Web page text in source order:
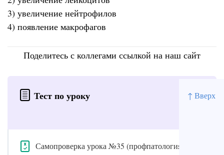
↑ Вверх
3) увеличение нейтрофилов
4) появление макрофагов
Поделитесь с коллегами ссылкой на наш сайт
Тест по уроку
Самопроверка урока №35 (профпатология)